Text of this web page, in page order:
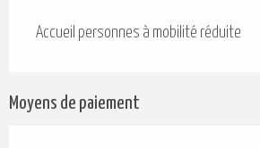
Accueil personnes à mobilité réduite
Moyens de paiement